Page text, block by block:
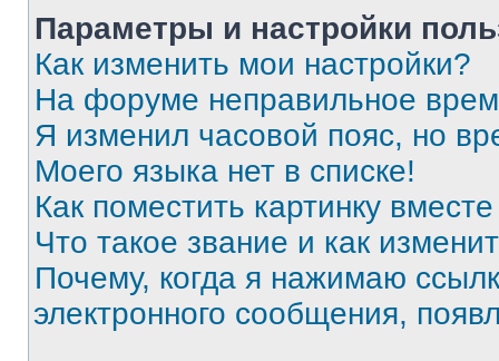
Параметры и настройки
Как изменить мои настройки?
На форуме неправильное
Я изменил часовой пояс, но
Моего языка нет в списке!
Как поместить картинку
Что такое звание и как
Почему, когда я нажимаю
электронного сообщения,